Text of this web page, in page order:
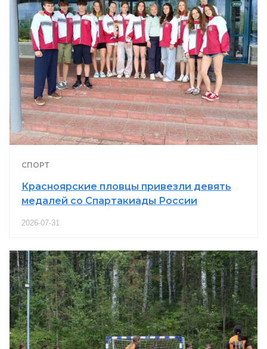
СПОРТ
Красноярские пловцы привезли девять
медалей со Спартакиады России
2026-07-31